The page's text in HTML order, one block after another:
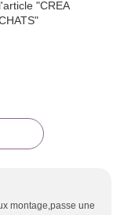
montage,passe une